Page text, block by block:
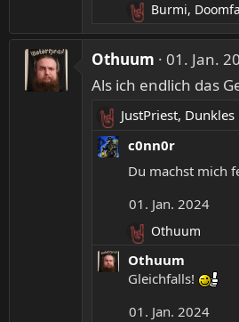
o
e
n
:
R
e
k
t
o
e
n
Burmi,
Othuum
01. Jan.
Als ich endlich das
R
e
a
n
e
JustPriest, Dunkles
c0nn0r
Du machst mich
01. Jan. 2024
R
e
a
k
t
Othuum
Othuum
Gleichfalls!
01. Jan. 2024